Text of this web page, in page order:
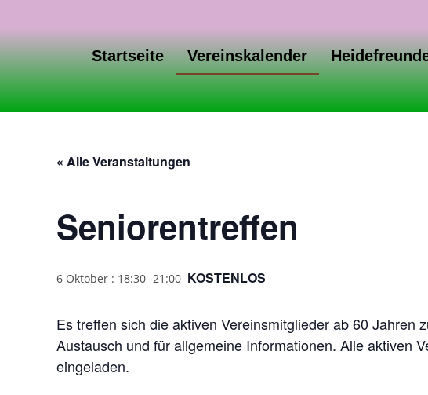
Startseite Vereinskalender
« Alle Veranstaltungen
Seniorentreffen
6 Oktober : 18:30 -21:00 KOSTENLOS
Es treffen sich die aktiven Vereinsmitglieder ab 60 Jahren
Austausch und für allgemeine Informationen. Alle aktiven
eingeladen.